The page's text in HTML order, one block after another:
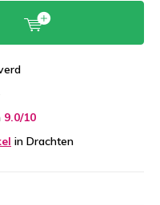
9.0/10
in Drachten